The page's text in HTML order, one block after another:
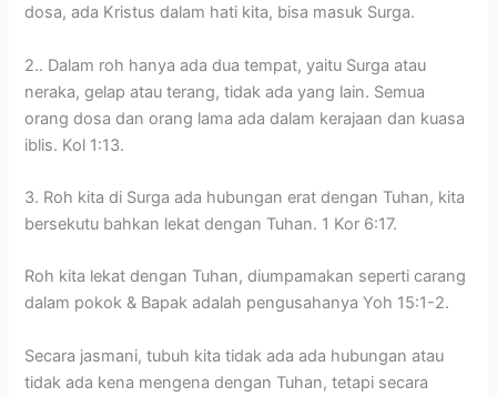
dosa, ada Kristus dalam hati kita, bisa masuk Surga.
2.. Dalam roh hanya ada dua tempat, yaitu Surga atau
neraka, gelap atau terang, tidak ada yang lain. Semua
orang dosa dan orang lama ada dalam kerajaan dan kuasa
iblis. Kol 1:13.
3. Roh kita di Surga ada hubungan erat dengan Tuhan, kita
bersekutu bahkan lekat dengan Tuhan. 1 Kor 6:17.
Roh kita lekat dengan Tuhan, diumpamakan seperti carang
dalam pokok & Bapak adalah pengusahanya Yoh 15:1-2.
Secara jasmani, tubuh kita tidak ada ada hubungan atau
tidak ada kena mengena dengan Tuhan, tetapi secara